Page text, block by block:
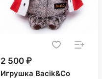
2 500 ₽
Игрушка Bacik&Co